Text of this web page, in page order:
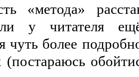
«метода»
у читателя
чуть более